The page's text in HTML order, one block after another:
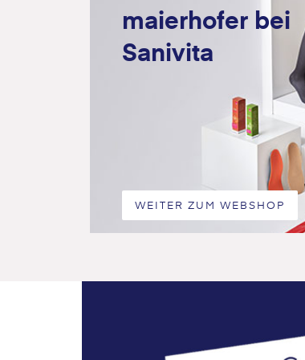
maierhofer bei
Sanivita
WEITER ZUM WEBSHOP